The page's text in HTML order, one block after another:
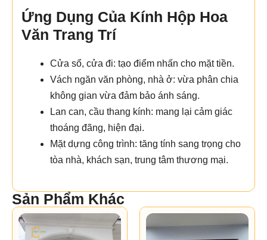
Ứng Dụng Của Kính Hộp Hoa
Văn Trang Trí
Cửa sổ, cửa đi: tạo điểm nhấn cho mặt tiền.
Vách ngăn văn phòng, nhà ở: vừa phân chia
không gian vừa đảm bảo ánh sáng.
Lan can, cầu thang kính: mang lại cảm giác
thoáng đãng, hiện đại.
Mặt dựng công trình: tăng tính sang trọng cho
tòa nhà, khách sạn, trung tâm thương mại.
Sản Phẩm Khác